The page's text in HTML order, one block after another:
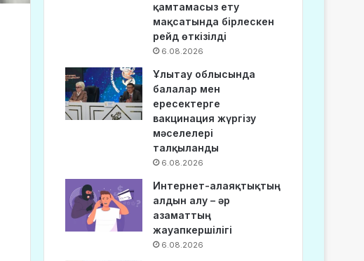
қамтамасыз ету
мақсатында бірлескен
рейд өткізілді
6.08.2026
Ұлытау облысында
балалар мен
ересектерге
вакцинация жүргізу
мәселелері
талқыланды
6.08.2026
Интернет-алаяқтықтың
алдын алу – әр
азаматтың
жауапкершілігі
6.08.2026